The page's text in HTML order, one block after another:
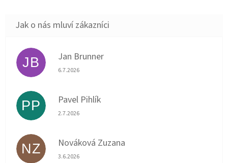
JB Jan Brunner
Hodnocení obchodu je 5 z 5 hvězdiček.
6.7.2026
PP Pavel Pihlík
Hodnocení obchodu je 5 z 5 hvězdiček.
2.7.2026
NZ Nováková Zuzana
Hodnocení obchodu je 5 z 5 hvězdiček.
3.6.2026